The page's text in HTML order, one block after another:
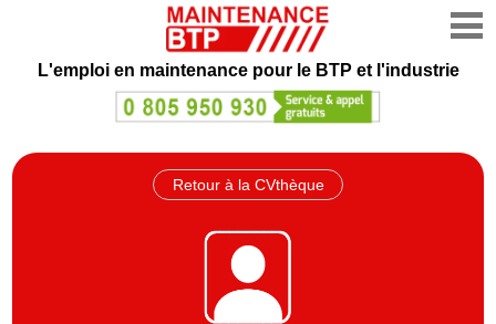
L'emploi en maintenance pour le BTP et l'industrie
Retour à la CVthèque